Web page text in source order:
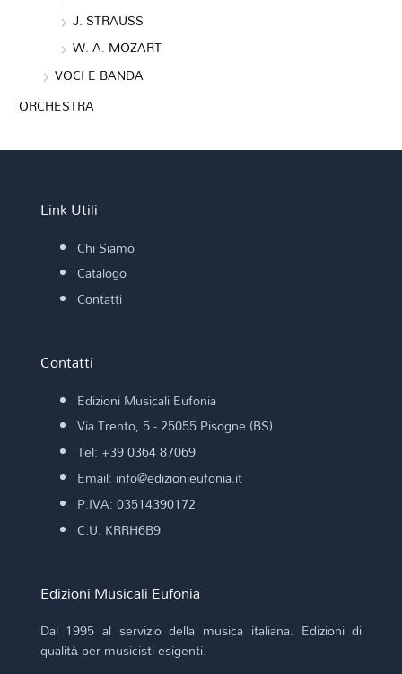
J. STRAUSS
W. A. MOZART
VOCI E BANDA
ORCHESTRA
Link Utili
Chi Siamo
Catalogo
Contatti
Contatti
Edizioni Musicali Eufonia
Via Trento, 5 - 25055 Pisogne (BS)
Tel: +39 0364 87069
Email: info@edizionieufonia.it
P.IVA: 03514390172
C.U. KRRH6B9
Edizioni Musicali Eufonia
Dal 1995 al servizio della musica italiana. Edizioni di
qualità per musicisti esigenti.